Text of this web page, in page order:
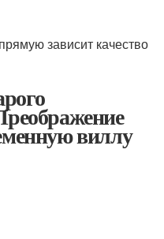
зависит качество
виллу